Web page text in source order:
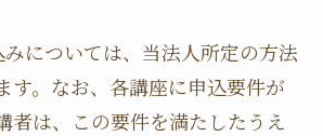
については、当法人所定の方法
す。なお、各講座に申込要件が
者は、この要件を満たしたうえ